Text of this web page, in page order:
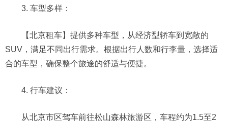
3. 车型多样：
【北京租车】提供多种车型，从经济型轿车到宽敞的
SUV，满足不同出行需求。根据出行人数和行李量，选择适
合的车型，确保整个旅途的舒适与便捷。
4. 行车建议：
从北京市区驾车前往松山森林旅游区，车程约为1.5至2